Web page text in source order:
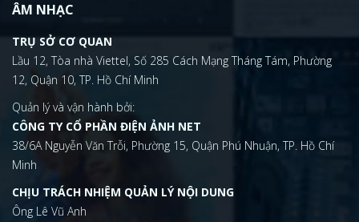
ÂM NHẠC
TRỤ SỞ CƠ QUAN
Lầu 12, Tòa nhà Viettel, Số 285 Cách Mạng Tháng Tám, Phường
12, Quận 10, TP. Hồ Chí Minh
Quản lý và vận hành bởi:
CÔNG TY CỔ PHẦN ĐIỆN ẢNH NET
38/6A Nguyễn Văn Trỗi, Phường 15, Quận Phú Nhuận, TP. Hồ Chí
Minh
CHỊU TRÁCH NHIỆM QUẢN LÝ NỘI DUNG
Ông Lê Vũ Anh